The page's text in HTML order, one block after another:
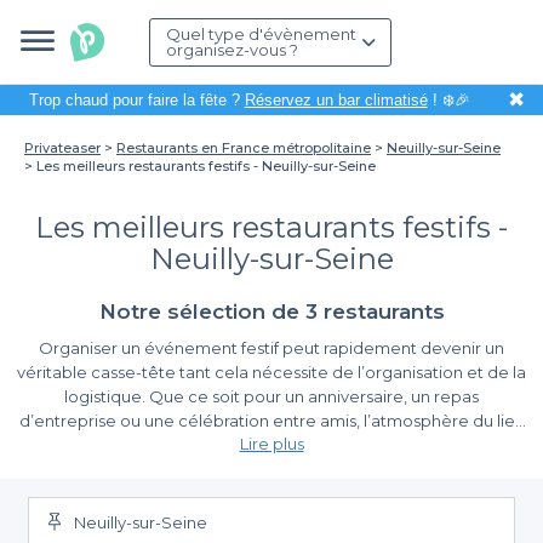
Quel type d'évènement
organisez-vous ?
Trop chaud pour faire la fête ? Réservez un bar climatisé! ❄️🎉 ✖
Privateaser Restaurants en France métropolitaine
Neuilly-sur-Seine
Les meilleurs restaurants festifs - Neuilly-sur-Seine
Les meilleurs restaurants festifs -
Neuilly-sur-Seine
Notre sélection de 3 restaurants
Organiser un événement festif peut rapidement devenir un
véritable casse-tête tant cela nécessite de l’organisation et de la
logistique. Que ce soit pour un anniversaire, un repas
d’entreprise ou une célébration entre amis, l’atmosphère du lieu
joue un rôle crucial. À Neuilly-sur-Seine, une commune connue
accès à une sélection exceptionnelle de restaurants festifs qui
sauront dynamiser vos moments de convivialité.
Profitez D’une Multitude D’offres Avec Privateaser
Grâce à Privateaser, la recherche du restaurant idéal est
Lire plus
Neuilly-sur-Seine